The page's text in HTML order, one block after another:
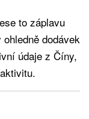
to záplavu
dodávek
údaje z Číny,